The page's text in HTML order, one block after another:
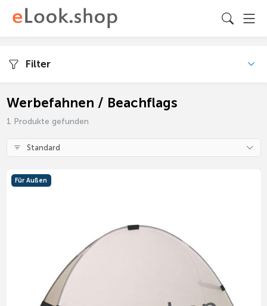
Filter
Werbefahnen / Beachflags
1 Produkte gefunden
Standard
Für Außen